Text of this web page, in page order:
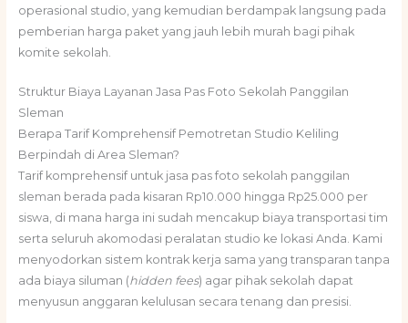
operasional studio, yang kemudian berdampak langsung pada
pemberian harga paket yang jauh lebih murah bagi pihak
komite sekolah.
Struktur Biaya Layanan Jasa Pas Foto Sekolah Panggilan
Sleman
Berapa Tarif Komprehensif Pemotretan Studio Keliling
Berpindah di Area Sleman?
Tarif komprehensif untuk jasa pas foto sekolah panggilan
sleman berada pada kisaran Rp10.000 hingga Rp25.000 per
siswa, di mana harga ini sudah mencakup biaya transportasi tim
serta seluruh akomodasi peralatan studio ke lokasi Anda. Kami
menyodorkan sistem kontrak kerja sama yang transparan tanpa
ada biaya siluman (hidden fees) agar pihak sekolah dapat
menyusun anggaran kelulusan secara tenang dan presisi.